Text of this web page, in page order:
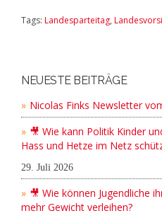
Tags: Landesparteitag,
NEUESTE BEITRÄGE
Nicolas Finks Newsletter
🎥 Wie kann Politik Kinder
Hass und Hetze im Netz
29. Juli 2026
🎥 Wie können Jugendliche
mehr Gewicht verleihen?